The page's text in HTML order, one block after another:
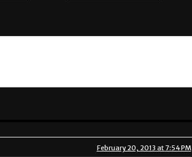
February 20, 2013 at 7:54 PM